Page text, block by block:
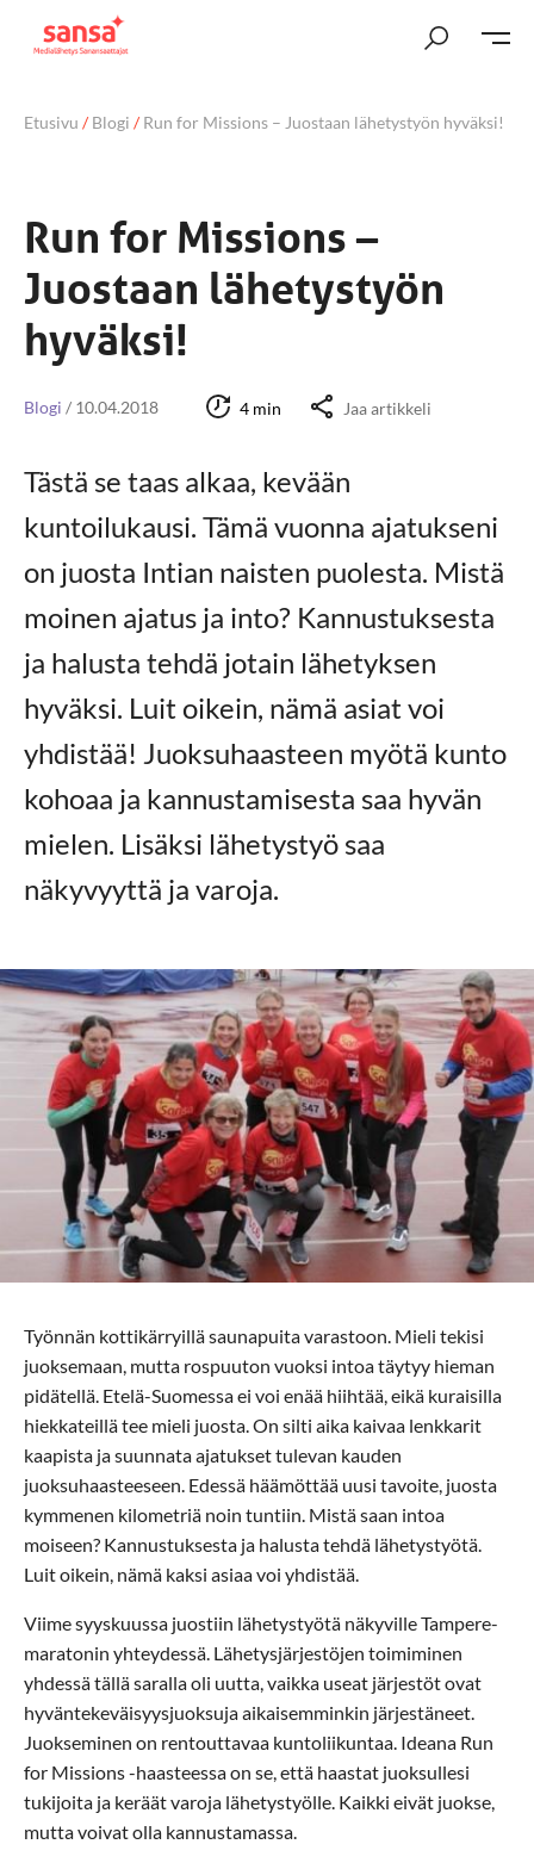
Etusivu /Blogi /Run for Missions – Juostaan lähetystyön hyväksi!
Run for Missions –
Juostaan lähetystyön
hyväksi!
Blogi / 10.04.2018 4 min Jaa artikkeli
Tästä se taas alkaa, kevään
kuntoilukausi. Tämä vuonna ajatukseni
on juosta Intian naisten puolesta. Mistä
moinen ajatus ja into? Kannustuksesta
ja halusta tehdä jotain lähetyksen
hyväksi. Luit oikein, nämä asiat voi
yhdistää! Juoksuhaasteen myötä kunto
kohoaa ja kannustamisesta saa hyvän
mielen. Lisäksi lähetystyö saa
näkyvyyttä ja varoja.
Työnnän kottikärryillä saunapuita varastoon. Mieli tekisi
juoksemaan, mutta rospuuton vuoksi intoa täytyy hieman
pidätellä. Etelä-Suomessa ei voi enää hiihtää, eikä kuraisilla
hiekkateillä tee mieli juosta. On silti aika kaivaa lenkkarit
kaapista ja suunnata ajatukset tulevan kauden
juoksuhaasteeseen. Edessä häämöttää uusi tavoite, juosta
kymmenen kilometriä noin tuntiin. Mistä saan intoa
moiseen? Kannustuksesta ja halusta tehdä lähetystyötä.
Luit oikein, nämä kaksi asiaa voi yhdistää.
Viime syyskuussa juostiin lähetystyötä näkyville Tampere-
maratonin yhteydessä. Lähetysjärjestöjen toimiminen
yhdessä tällä saralla oli uutta, vaikka useat järjestöt ovat
hyväntekeväisyysjuoksuja aikaisemminkin järjestäneet.
Juokseminen on rentouttavaa kuntoliikuntaa. Ideana Run
for Missions -haasteessa on se, että haastat juoksullesi
tukijoita ja keräät varoja lähetystyölle. Kaikki eivät juokse,
mutta voivat olla kannustamassa.